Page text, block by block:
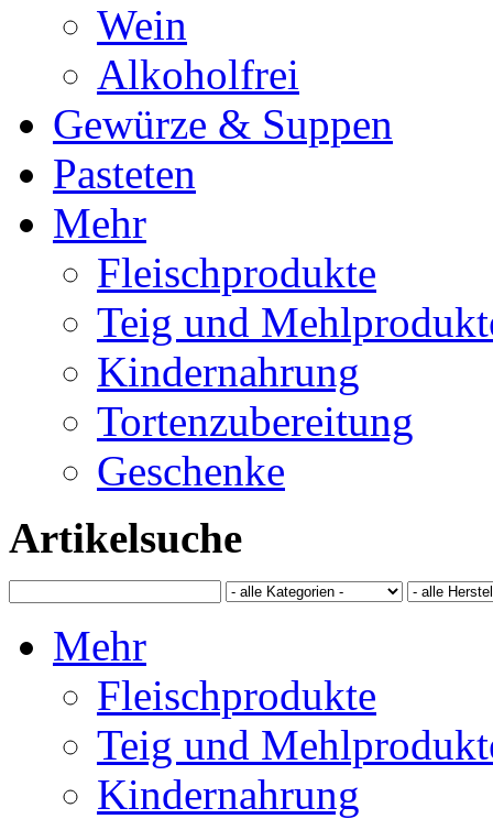
Wein
Alkoholfrei
Gewürze & Suppen
Pasteten
Mehr
Fleischprodukte
Teig und
Kindernahrung
Tortenzubereitung
Geschenke
Artikelsuche
Mehr
Fleischprodukte
Teig und
Kindernahrung